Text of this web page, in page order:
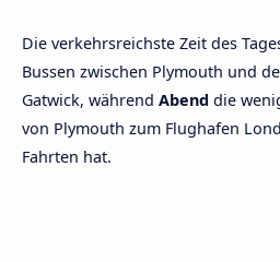
Die verkehrsreichste Zeit des
Bussen zwischen Plymouth und
Gatwick, während Abend die
von Plymouth zum Flughafen
Fahrten hat.